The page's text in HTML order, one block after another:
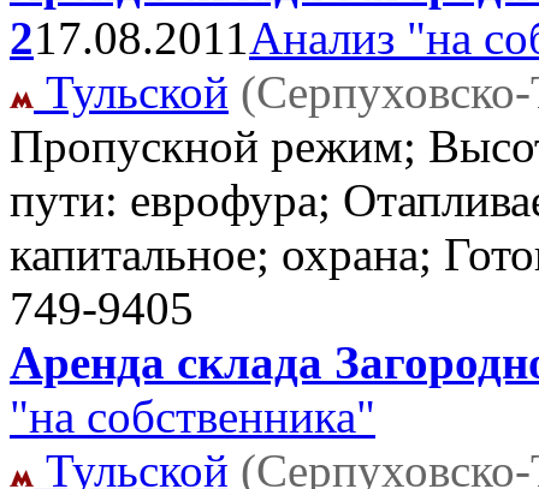
217.08.2011Анализ "на
Тульской
Пропускной режим;
пути: еврофура;
капитальное; охрана;
749-9405
Аренда склада
"на собственника"
Тульской